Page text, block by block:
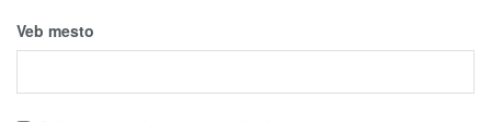
Veb mesto